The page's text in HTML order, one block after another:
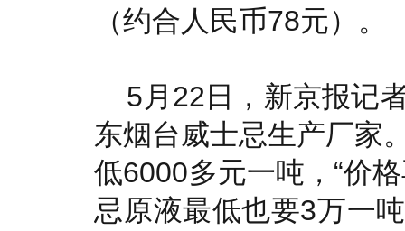
（约合人民币78元）。
5月22日，新京报记
东烟台威士忌生产厂家
低6000多元一吨，“价
忌原液最低也要3万一